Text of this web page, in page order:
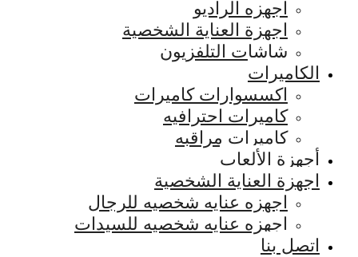
اجهزه الراديو
اجهزة العناية الشخصية
شاشات التلفزيون
الكاميرات
اكسسوارات كاميرات
كاميرات احترافيه
كاميرات مراقبه
أجهزة الألعاب
اجهزة العناية الشخصية
اجهزه عنايه شخصيه للرجال
اجهزه عنايه شخصيه للسيدات
اتصل بنا